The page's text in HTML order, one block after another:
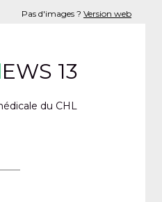
Pas d'images ? Version web
EWS 13
du CHL